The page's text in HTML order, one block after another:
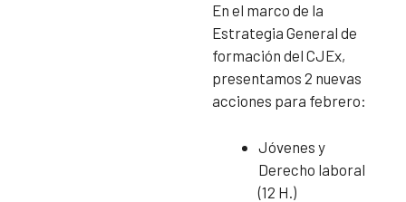
En el marco de la
Estrategia General de
formación del CJEx,
presentamos 2 nuevas
acciones para febrero:
Jóvenes y
Derecho laboral
(12 H.)